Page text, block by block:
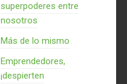
superpoderes entre
nosotros
Más de lo mismo
Emprendedores,
¡despierten